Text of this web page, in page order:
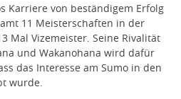
Karriere von beständigem Erfolg
11 Meisterschaften in der
Mal Vizemeister. Seine Rivalität
und Wakanohana wird dafür
das Interesse am Sumo in den
wurde.